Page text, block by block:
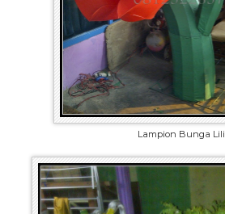
Lampion Bunga Lili